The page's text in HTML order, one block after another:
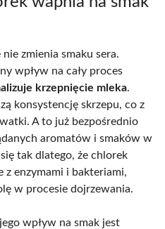
zmienia smaku sera.
wpływ na cały proces
krzepnięcie mleka.
konsystencję skrzepu, co z
A to już bezpośrednio
aromatów i smaków w
tak dlatego, że chlorek
enzymami i bakteriami,
w procesie dojrzewania.
wpływ na smak jest